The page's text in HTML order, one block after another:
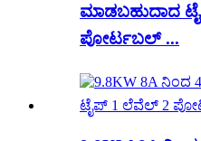
ಮಾಡಬಹುದಾದ
ಪೋರ್ಟಬಲ್ ...